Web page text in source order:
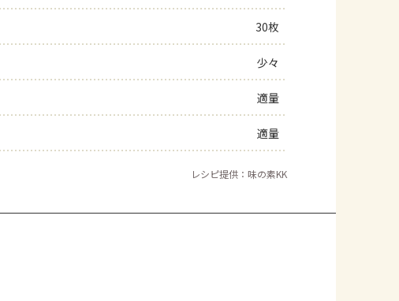
30枚
少々
適量
適量
レシピ提供：味の素KK